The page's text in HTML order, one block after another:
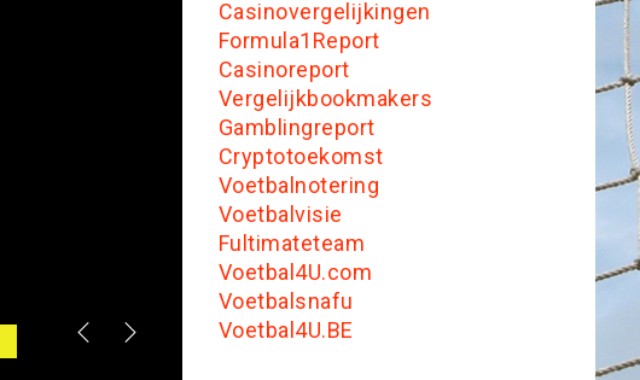
EREDIVISIE HARRIE KUSTER
Casinovergelijkingen
Formula1Report
Casinoreport
Vergelijkbookmakers
Gamblingreport
Cryptotoekomst
Voetbalnotering
Voetbalvisie
Fultimateteam
Voetbal4U.com
Voetbalsnafu
Voetbal4U.BE